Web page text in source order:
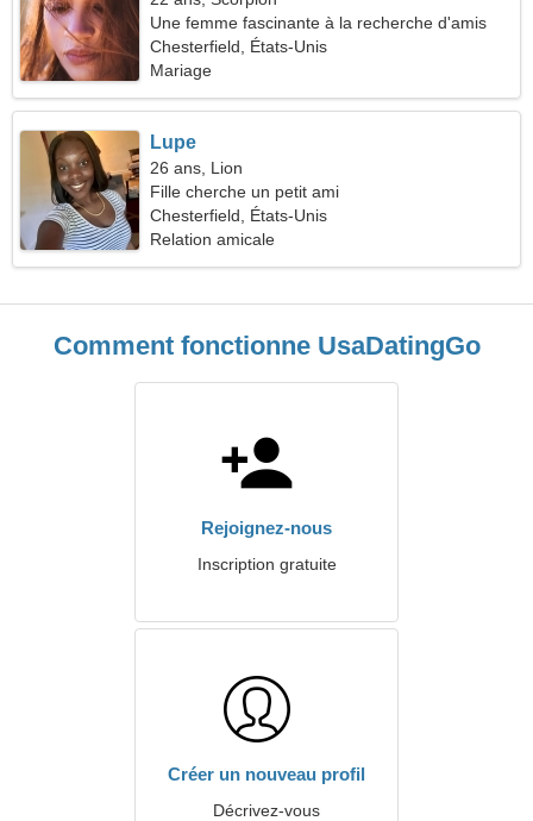
Une femme fascinante à la recherche d'amis
Chesterfield, États-Unis
Mariage
Lupe
26 ans, Lion
Fille cherche un petit ami
Chesterfield, États-Unis
Relation amicale
Comment fonctionne UsaDatingGo
Rejoignez-nous
Inscription gratuite
Créer un nouveau profil
Décrivez-vous